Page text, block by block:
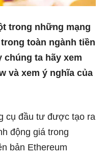
trong những mạng
toàn ngành tiền
chúng ta hãy xem
và xem ý nghĩa của
cụ đầu tư được tạo ra
động giá trong
bản Ethereum